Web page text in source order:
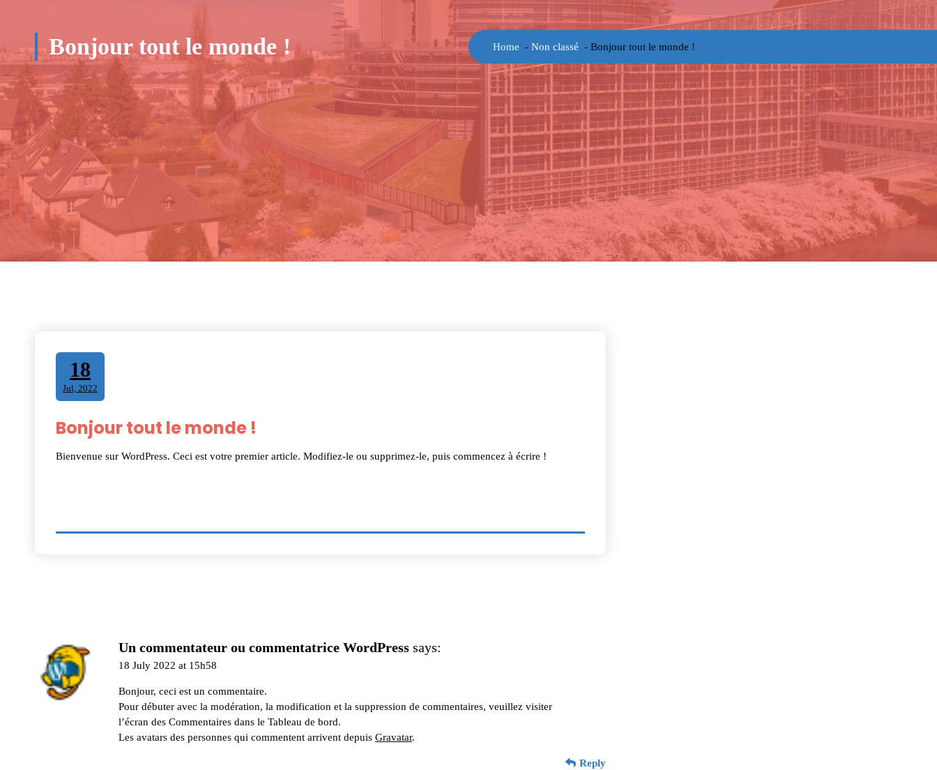
Bonjour tout le monde ! Home - Non classé - Bonjour tout le monde !
18
Jul, 2022
Bonjour tout le monde !
Bienvenue sur WordPress. Ceci est votre premier article. Modifiez-le ou supprimez-le, puis commencez à écrire !
Un commentateur ou commentatrice WordPress says:
18 July 2022 at 15h58
Bonjour, ceci est un commentaire.
Pour débuter avec la modération, la modification et la suppression de commentaires, veuillez visiter
l’écran des Commentaires dans le Tableau de bord.
Les avatars des personnes qui commentent arrivent depuis Gravatar.
Reply